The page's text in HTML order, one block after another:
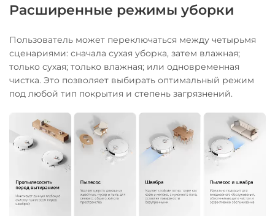
Расширенные режимы уборки
Пользователь может переключаться между четырьмя
сценариями: сначала сухая уборка, затем влажная;
только сухая; только влажная; или одновременная
чистка. Это позволяет выбирать оптимальный режим
под любой тип покрытия и степень загрязнений.